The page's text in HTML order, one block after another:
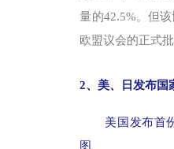
量的42.5%。但
欧盟议会的正式
2、美、日发布国
美国发布首
图